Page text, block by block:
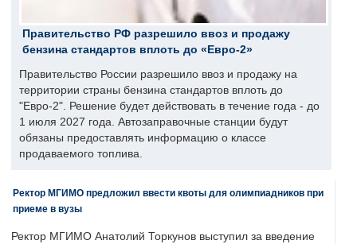
Правительство РФ разрешило ввоз и продажу
бензина стандартов вплоть до «Евро-2»
Правительство России разрешило ввоз и продажу на
территории страны бензина стандартов вплоть до
"Евро-2". Решение будет действовать в течение года - до
1 июля 2027 года. Автозаправочные станции будут
обязаны предоставлять информацию о классе
продаваемого топлива.
Ректор МГИМО предложил ввести квоты для олимпиадников при
приеме в вузы
Ректор МГИМО Анатолий Торкунов выступил за введение